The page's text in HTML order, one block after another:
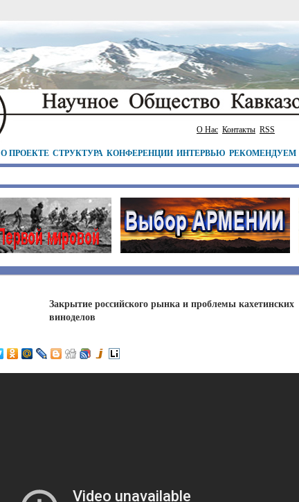
О Нас Контакты RSS
О ПРОЕКТЕ СТРУКТУРА КОНФЕРЕНЦИИ ИНТЕРВЬЮ РЕКОМЕНДУЕМ
Закрытие российского рынка и проблемы кахетинских
виноделов